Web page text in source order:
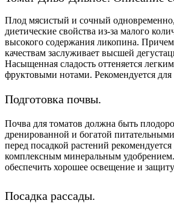
Плод мясистый и сочный
диетические свойства из-за малого
высокого содержания ликопина.
качествам заслуживает высшей
Насыщенная сладость оттеняется
фруктовыми нотами. Рекомендуется для
Подготовка почвы.
Почва для томатов должна быть
дренированной и богатой
перед посадкой растений
комплексным минеральным
обеспечить хорошее освещение и
Посадка рассады.